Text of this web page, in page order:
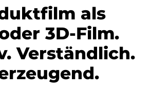
als
3D-Film.
Verständlich.